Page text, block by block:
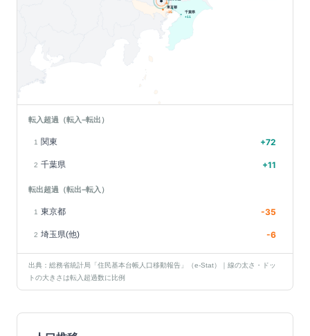
千葉県
+11
-6
東京都
-35
転入超過（転入−転出）
1 関東 +72
2 千葉県 +11
転出超過（転出−転入）
1 東京都 -35
2 埼玉県(他) -6
出典：総務省統計局「住民基本台帳人口移動報告」（e-Stat）｜線の太さ・ドッ
トの大きさは転入超過数に比例